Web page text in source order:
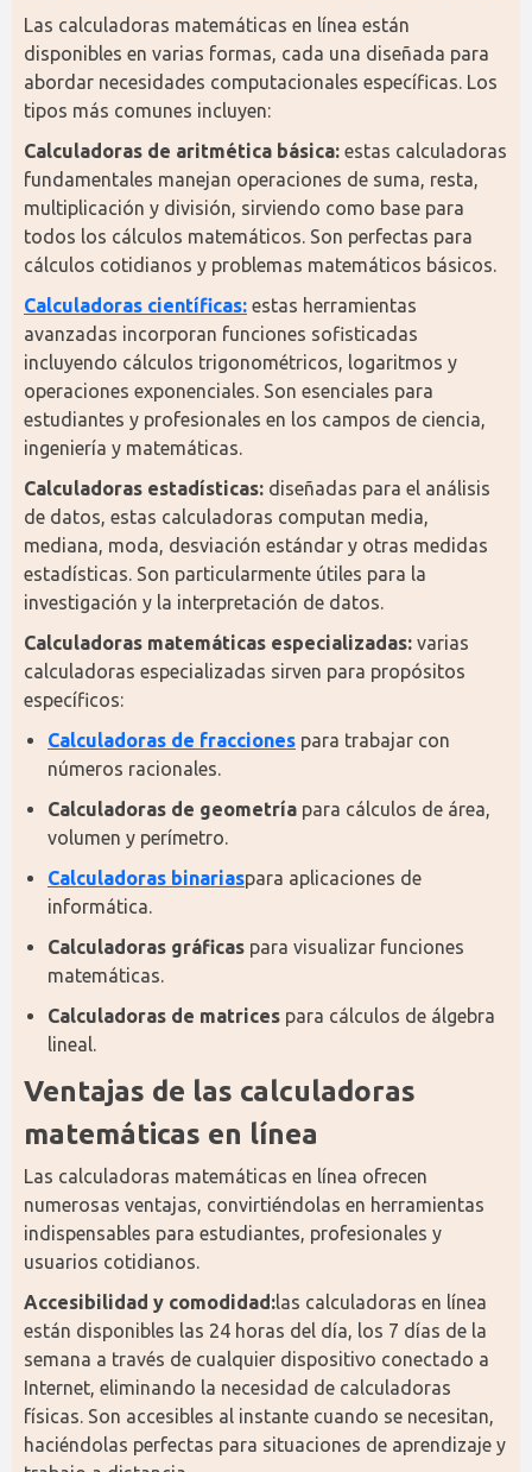
Las calculadoras matemáticas en línea están
disponibles en varias formas, cada una diseñada para
abordar necesidades computacionales específicas. Los
tipos más comunes incluyen:
Calculadoras de aritmética básica: estas calculadoras
fundamentales manejan operaciones de suma, resta,
multiplicación y división, sirviendo como base para
todos los cálculos matemáticos. Son perfectas para
cálculos cotidianos y problemas matemáticos básicos.
Calculadoras científicas: estas herramientas
avanzadas incorporan funciones sofisticadas
incluyendo cálculos trigonométricos, logaritmos y
operaciones exponenciales. Son esenciales para
estudiantes y profesionales en los campos de ciencia,
ingeniería y matemáticas.
Calculadoras estadísticas: diseñadas para el análisis
de datos, estas calculadoras computan media,
mediana, moda, desviación estándar y otras medidas
estadísticas. Son particularmente útiles para la
investigación y la interpretación de datos.
Calculadoras matemáticas especializadas: varias
calculadoras especializadas sirven para propósitos
específicos:
Calculadoras de fracciones para trabajar con
números racionales.
Calculadoras de geometría para cálculos de área,
volumen y perímetro.
Calculadoras binariaspara aplicaciones de
informática.
Calculadoras gráficas para visualizar funciones
matemáticas.
Calculadoras de matrices para cálculos de álgebra
lineal.
Ventajas de las calculadoras
matemáticas en línea
Las calculadoras matemáticas en línea ofrecen
numerosas ventajas, convirtiéndolas en herramientas
indispensables para estudiantes, profesionales y
usuarios cotidianos.
Accesibilidad y comodidad:las calculadoras en línea
están disponibles las 24 horas del día, los 7 días de la
semana a través de cualquier dispositivo conectado a
Internet, eliminando la necesidad de calculadoras
físicas. Son accesibles al instante cuando se necesitan,
haciéndolas perfectas para situaciones de aprendizaje y